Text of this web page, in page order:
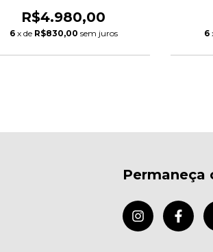
R$4.980,00
6 x de R$830,00 sem juros 6
Permaneça